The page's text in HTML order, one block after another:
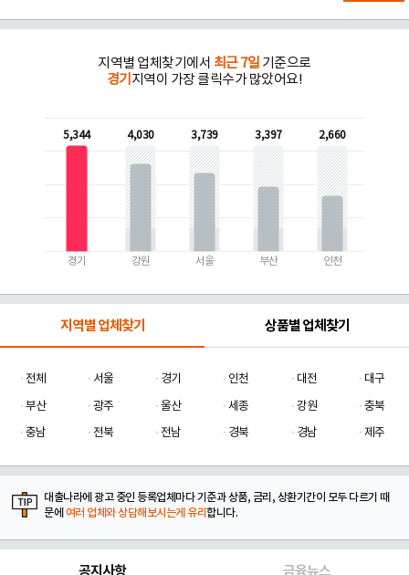
지역별 업체찾기에서 최근 7일 기준으로
경기 지역이 가장 클릭수가 많았어요!
5,344
경기
4,030
강원
3,739
서울
3,397
부산
2,660
인천
지역별 업체찾기 상품별 업체찾기
전체 서울 경기 인천 대전
대구
부산
광주 울산 세종 강원
충북
충남
전북 전남 경북 경남 제주
대출나라에 광고 중인 등록업체마다 기준과 상품, 금리, 상환기간이 모두 다르기 때
문에 여러 업체와 상담해보시는게 유리합니다.
공지사항 금융뉴스